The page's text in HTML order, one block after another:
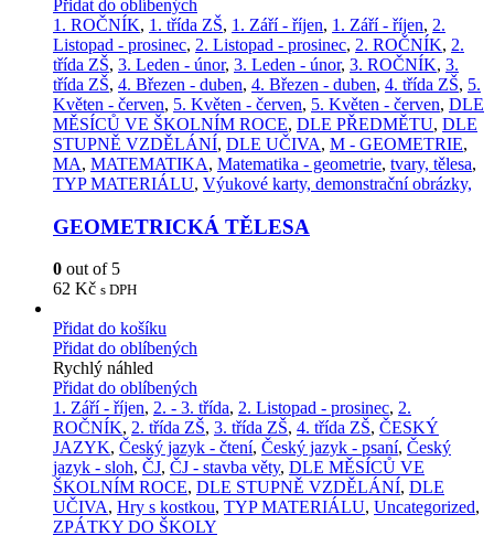
Přidat do oblíbených
1. ROČNÍK, 1. třída ZŠ, 1. Září - říjen, 1. Září - říjen, 2.
Listopad - prosinec, 2. Listopad - prosinec, 2. ROČNÍK, 2.
třída ZŠ, 3. Leden - únor, 3. Leden - únor, 3. ROČNÍK, 3.
třída ZŠ, 4. Březen - duben, 4. Březen - duben, 4. třída ZŠ, 5.
Květen - červen, 5. Květen - červen, 5. Květen - červen, DLE
MĚSÍCŮ VE ŠKOLNÍM ROCE, DLE PŘEDMĚTU, DLE
STUPNĚ VZDĚLÁNÍ, DLE UČIVA, M - GEOMETRIE,
MA, MATEMATIKA, Matematika - geometrie, tvary, tělesa,
TYP MATERIÁLU, Výukové karty, demonstrační obrázky,
GEOMETRICKÁ TĚLESA
0 out of 5
62 Kč s DPH
Přidat do košíku
Přidat do oblíbených
Rychlý náhled
Přidat do oblíbených
1. Září - říjen, 2. - 3. třída, 2. Listopad - prosinec, 2.
ROČNÍK, 2. třída ZŠ, 3. třída ZŠ, 4. třída ZŠ, ČESKÝ
JAZYK, Český jazyk - čtení, Český jazyk - psaní, Český
jazyk - sloh, ČJ, ČJ - stavba věty, DLE MĚSÍCŮ VE
ŠKOLNÍM ROCE, DLE STUPNĚ VZDĚLÁNÍ, DLE
UČIVA, Hry s kostkou, TYP MATERIÁLU, Uncategorized,
ZPÁTKY DO ŠKOLY